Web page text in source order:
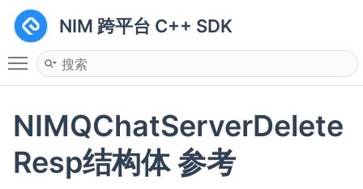
NIM 跨平台 C++ SDK
Toggle main menu visibility
NIMQChatServerDelete
Resp结构体 参考